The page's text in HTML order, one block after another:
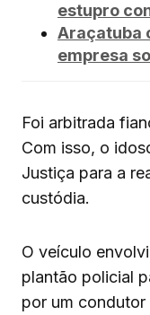
estupro
Araçatuba
empresa
Foi arbitrada
Com isso, o
Justiça para a
custódia.
O veículo
plantão policial
por um condutor